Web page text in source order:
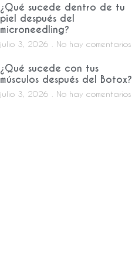
¿Qué sucede dentro de tu
piel después del
microneedling?
julio 3, 2026 No hay comentarios
¿Qué sucede con tus
músculos después del Botox?
julio 3, 2026 No hay comentarios